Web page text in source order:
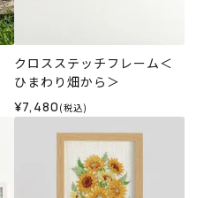
クロスステッチフレーム＜
ひまわり畑から＞
¥7,480 (税込)